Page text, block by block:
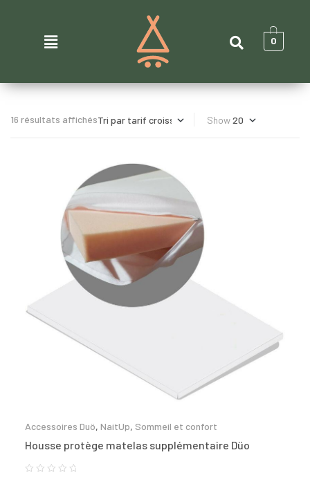
0
16 résultats affichés Show
Accessoires Duö, NaitUp, Sommeil et confort
Housse protège matelas supplémentaire Düo